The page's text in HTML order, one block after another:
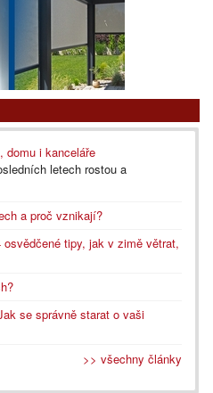
domu i kanceláře
letech rostou a
a proč vznikají?
tipy, jak v zimě větrat,
se správně starat o vaši
>> všechny články